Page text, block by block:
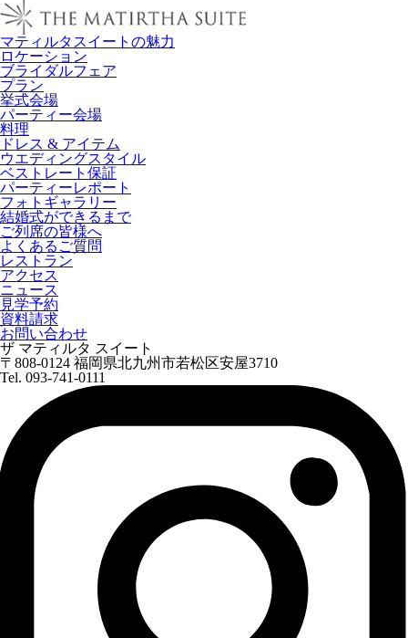
マティルタスイートの魅力
ロケーション
ブライダルフェア
プラン
挙式会場
パーティー会場
料理
ドレス & アイテム
ウエディングスタイル
ベストレート保証
パーティーレポート
フォトギャラリー
結婚式ができるまで
ご列席の皆様へ
よくあるご質問
レストラン
アクセス
ニュース
見学予約
資料請求
お問い合わせ
ザ マティルタ スイート
〒808-0124 福岡県北九州市若松区安屋3710
Tel. 093-741-0111